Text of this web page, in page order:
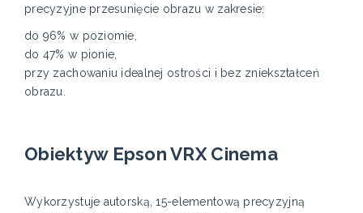
precyzyjne przesunięcie obrazu w zakresie:
do 96% w poziomie,
do 47% w pionie,
przy zachowaniu idealnej ostrości i bez zniekształceń
obrazu.
Obiektyw Epson VRX Cinema
Wykorzystuje autorską, 15-elementową precyzyjną